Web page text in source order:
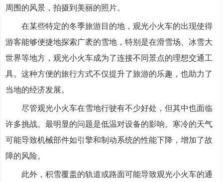
周围的风景，拍摄到美丽的照片。
在某些特定的冬季旅游目的地，观光小火车的出现使得
游客能够便捷地探索广袤的雪地，特别是在滑雪场、冰雪大
世界等地方，观光小火车成为了连接不同景点的理想交通工
具。这种方便的旅行方式不仅提升了旅游的乐趣，也助力了
当地的经济发展。
尽管观光小火车在雪地行驶有不少好处，但其中也面临
许多挑战。最明显的问题是低温对设备的影响。寒冷的天气
可能导致机械部件如引擎和制动系统的性能下降，增加了故
障的风险。
此外，积雪覆盖的轨道或路面可能导致观光小火车的通